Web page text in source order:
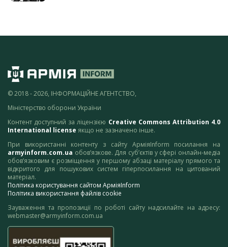
© 2018 - 2026, ІНФОРМАЦІЙНЕ АГЕНТСТВО,
Міністерство оборони України
Контент доступний за ліцензією Creative Commons Attribution 4.0
International license якщо не зазначено інше.
При використанні контенту з сайту АрміяInform посилання на
armyinform.com.ua обов’язкове. Для суб’єктів у сфері онлайн-медіа
обов’язковим є розміщення у першому абзаці матеріалу прямого та
відкритого для пошукових систем гіперпосилання на цитований
матеріал.
Політика користування сайтом АрміяInform
Політика використання файлів cookie
Зауваження та пропозиції по роботі сайту надсилайте на адресу:
webmaster@armyinform.com.ua